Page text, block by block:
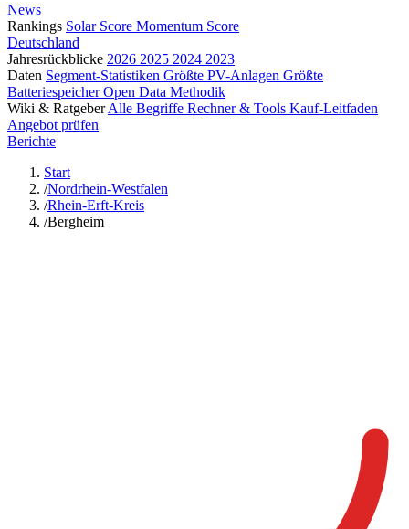
News
Rankings Solar Score Momentum Score
Deutschland
Jahresrückblicke 2026 2025 2024 2023
Daten Segment-Statistiken Größte PV-Anlagen Größte
BatteriespeicherOpen Data Methodik
Wiki & Ratgeber Alle Begriffe Rechner & Tools Kauf-Leitfaden
Angebot prüfen
Berichte
Start
/Nordrhein-Westfalen
/Rhein-Erft-Kreis
/Bergheim